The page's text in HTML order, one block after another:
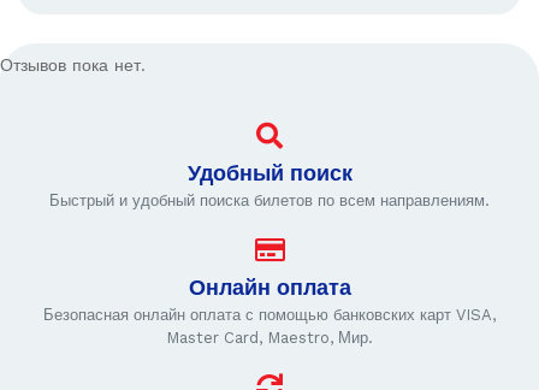
Отзывов пока нет.
Удобный поиск
Быстрый и удобный поиска билетов по всем направлениям.
Онлайн оплата
Безопасная онлайн оплата с помощью банковских карт VISA,
Master Card, Maestro, Мир.